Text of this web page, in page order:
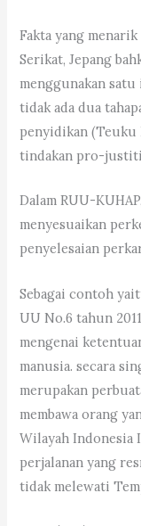
Fakta yang
Serikat, Jepang
menggunakan
tidak ada dua
penyidikan (Teuku
tindakan pro-
Dalam RUU-
menyesuaikan
penyelesaian
Sebagai contoh
UU No.6 tahun
mengenai
manusia. secara
merupakan
membawa orang
Wilayah Indonesia
perjalanan yang
tidak melewati